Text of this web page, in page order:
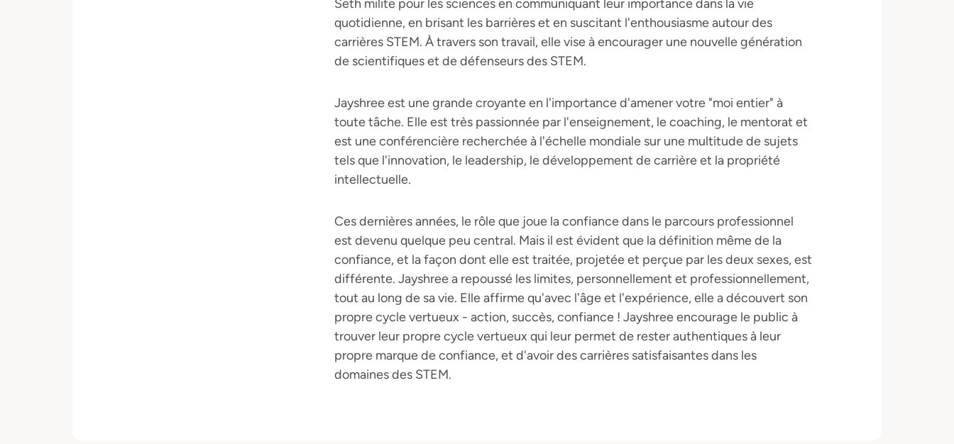
Seth milite pour les sciences en communiquant leur importance dans la vie
quotidienne, en brisant les barrières et en suscitant l'enthousiasme autour des
carrières STEM. À travers son travail, elle vise à encourager une nouvelle génération
de scientifiques et de défenseurs des STEM.
Jayshree est une grande croyante en l'importance d'amener votre "moi entier" à
toute tâche. Elle est très passionnée par l'enseignement, le coaching, le mentorat et
est une conférencière recherchée à l'échelle mondiale sur une multitude de sujets
tels que l'innovation, le leadership, le développement de carrière et la propriété
intellectuelle.
Ces dernières années, le rôle que joue la confiance dans le parcours professionnel
est devenu quelque peu central. Mais il est évident que la définition même de la
confiance, et la façon dont elle est traitée, projetée et perçue par les deux sexes, est
différente. Jayshree a repoussé les limites, personnellement et professionnellement,
tout au long de sa vie. Elle affirme qu'avec l'âge et l'expérience, elle a découvert son
propre cycle vertueux - action, succès, confiance ! Jayshree encourage le public à
trouver leur propre cycle vertueux qui leur permet de rester authentiques à leur
propre marque de confiance, et d'avoir des carrières satisfaisantes dans les
domaines des STEM.